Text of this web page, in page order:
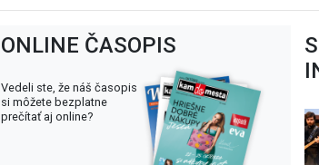
ONLINE ČASOPIS
Vedeli ste, že náš časopis
si môžete bezplatne
prečítať aj online?